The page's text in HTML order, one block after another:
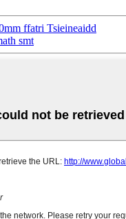
ffatri Tsieineaidd
smt